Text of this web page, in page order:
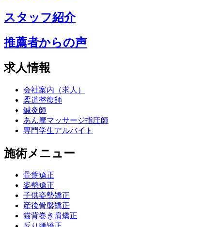
スタッフ紹介
推薦者からの声
求人情報
会社案内（求人）
柔道整復師
鍼灸師
あん摩マッサージ指圧師
専門学生アルバイト
施術メニュー
骨盤矯正
姿勢矯正
子供姿勢矯正
産後骨盤矯正
猫背巻き肩矯正